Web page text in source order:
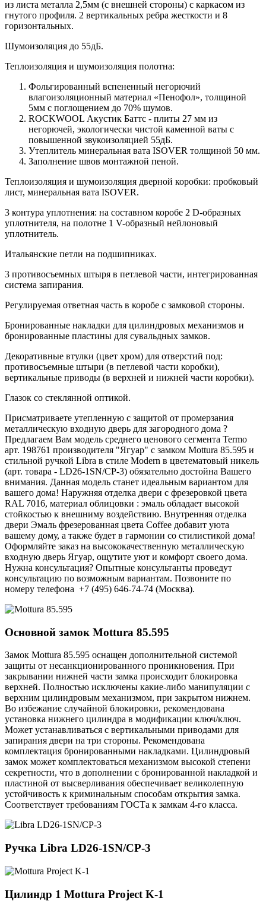
из листа металла 2,5мм (с внешней стороны) c каркасом из
гнутого профиля. 2 вертикальных ребра жесткости и 8
горизонтальных.
Шумоизоляция до 55дБ.
Теплоизоляция и шумоизоляция полотна:
Фольгированный вспененный негорючий
влагоизоляционный материал «Пенофол», толщиной
5мм с поглощением до 70% шумов.
ROCKWOOL Акустик Баттс - плиты 27 мм из
негорючей, экологически чистой каменной ваты с
повышенной звукоизоляцией 55дБ.
Утеплитель минеральная вата ISOVER толщиной 50 мм.
Заполнение швов монтажной пеной.
Теплоизоляция и шумоизоляция дверной коробки: пробковый
лист, минеральная вата ISOVER.
3 контура уплотнения: на составном коробе 2 D-образных
уплотнителя, на полотне 1 V-образный нейлоновый
уплотнитель.
Итальянские петли на подшипниках.
3 противосъемных штыря в петлевой части, интегрированная
система запирания.
Регулируемая ответная часть в коробе с замковой стороны.
Бронированные накладки для цилиндровых механизмов и
бронированные пластины для сувальдных замков.
Декоративные втулки (цвет хром) для отверстий под:
противосъемные штыри (в петлевой части коробки),
вертикальные приводы (в верхней и нижней части коробки).
Глазок со стеклянной оптикой.
Присматриваете утепленную с защитой от промерзания
металлическую входную дверь для загородного дома ?
Предлагаем Вам модель среднего ценового сегмента Termo
арт. 198761 производителя "Ягуар" с замком Mottura 85.595 и
стильной ручкой Libra в стиле Modern в цветематовый никель
(арт. товара - LD26-1SN/CP-3) обязательно достойна Вашего
внимания. Данная модель станет идеальным вариантом для
вашего дома! Наружняя отделка двери с фрезеровкой цвета
RAL 7016, материал облицовки : эмаль обладает высокой
стойкостью к внешниму воздействию. Внутренняя отделка
двери Эмаль фрезерованная цвета Coffee добавит уюта
вашему дому, а также будет в гармонии со стилистикой дома!
Оформляйте заказ на высококачественную металлическую
входную дверь Ягуар, ощутите уют и комфорт своего дома.
Нужна консультация? Опытные консультанты проведут
консультацию по возможным вариантам. Позвоните по
номеру телефона +7 (495) 646-74-74 (Москва).
Основной замок Mottura 85.595
Замок Mottura 85.595 оснащен дополнительной системой
защиты от несанкционированного проникновения. При
закрывании нижней части замка происходит блокировка
верхней. Полностью исключены какие-либо манипуляции с
верхним цилиндровым механизмом, при закрытом нижнем.
Во избежание случайной блокировки, рекомендована
установка нижнего цилиндра в модификации ключ/ключ.
Может устанавливаться с вертикальными приводами для
запирания двери на три стороны. Рекомендована
комплектация бронированными накладками. Цилиндровый
замок может комплектоваться механизмом высокой степени
секретности, что в дополнении с бронированной накладкой и
пластиной от высверливания обеспечивает великолепную
устойчивость к криминальным способам открытия замка.
Соответствует требованиям ГОСТа к замкам 4-го класса.
Ручка Libra LD26-1SN/CP-3
Цилиндр 1 Mottura Project K-1